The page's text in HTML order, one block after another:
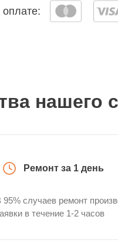
нашего
Ремонт за 1 день
95% случаев ремонт
в течение 1-2 часов